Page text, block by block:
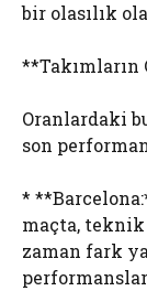
bir olasılık
Oranlardaki
son
*
maçta, teknik
zaman fark